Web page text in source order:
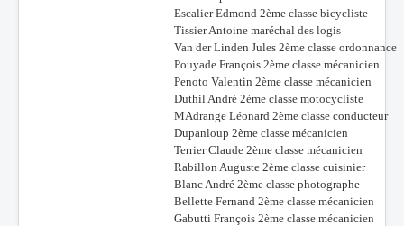
Escalier Edmond 2ème classe bicycliste
Tissier Antoine maréchal des logis
Van der Linden Jules 2ème classe ordonnance
Pouyade François 2ème classe mécanicien
Penoto Valentin 2ème classe mécanicien
Duthil André 2ème classe motocycliste
MAdrange Léonard 2ème classe conducteur
Dupanloup 2ème classe mécanicien
Terrier Claude 2ème classe mécanicien
Rabillon Auguste 2ème classe cuisinier
Blanc André 2ème classe photographe
Bellette Fernand 2ème classe mécanicien
Gabutti François 2ème classe mécanicien